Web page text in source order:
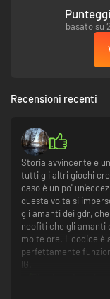
basato su
Recensioni recenti
Storia avvincente e
tutti gli altri giochi
caso è un po'
questa volta si
gli amanti dei gdr,
neofiti che gli amanti
molte ore. Il codice
perfettamente
IG.
Narrazione e